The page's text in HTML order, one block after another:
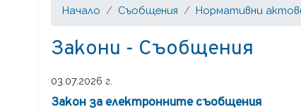
Министерство на
Начало Съобщения Нормативни
Закони - Съобщения
03.07.2026 г.
Закон за електронните съобщения